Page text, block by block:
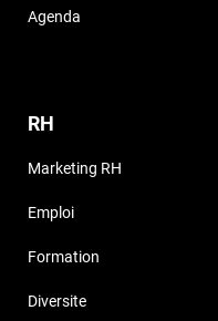
Agenda
RH
Marketing RH
Emploi
Formation
Diversite